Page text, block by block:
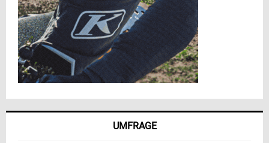
UMFRAGE